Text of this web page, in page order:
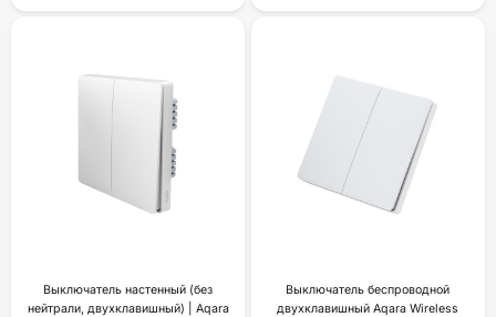
Выключатель настенный (без
нейтрали, двухклавишный) | Aqara
Выключатель беспроводной
двухклавишный Aqara Wireless